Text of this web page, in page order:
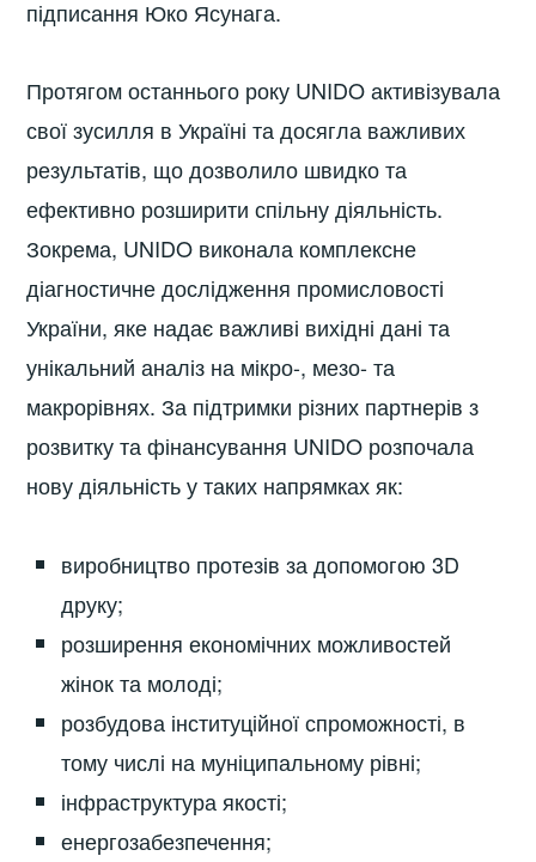
підписання Юко Ясунага.
Протягом останнього року UNIDO активізувала
свої зусилля в Україні та досягла важливих
результатів, що дозволило швидко та
ефективно розширити спільну діяльність.
Зокрема, UNIDO виконала комплексне
діагностичне дослідження промисловості
України, яке надає важливі вихідні дані та
унікальний аналіз на мікро-, мезо- та
макрорівнях. За підтримки різних партнерів з
розвитку та фінансування UNIDO розпочала
нову діяльність у таких напрямках як:
виробництво протезів за допомогою 3D
друку;
розширення економічних можливостей
жінок та молоді;
розбудова інституційної спроможності, в
тому числі на муніципальному рівні;
інфраструктура якості;
енергозабезпечення;